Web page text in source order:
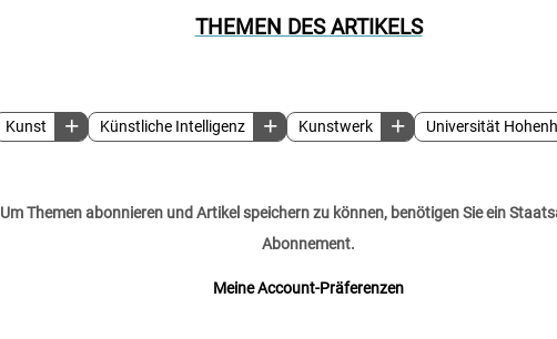
THEMEN DES ARTIKELS
Kunst Künstliche Intelligenz Kunstwerk Universität
Um Themen abonnieren und Artikel speichern zu können, benötigen Sie ein
Abonnement.
Meine Account-Präferenzen